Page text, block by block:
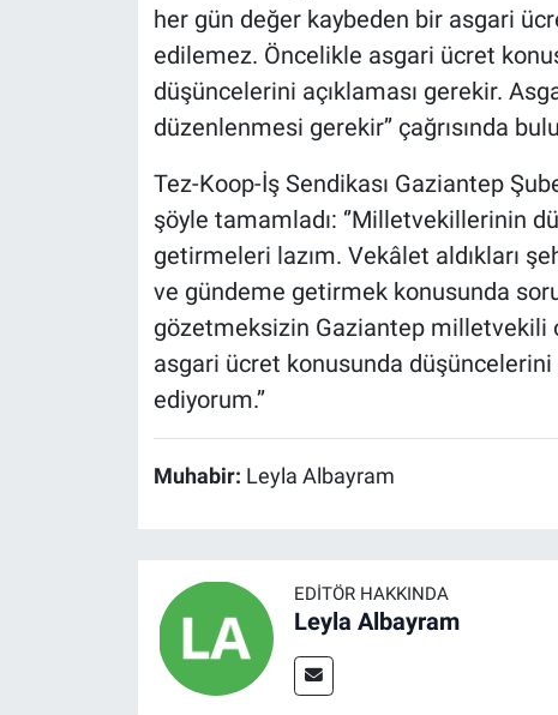
her gün değer kaybeden bir asgari
edilemez. Öncelikle asgari ücret
düşüncelerini açıklaması gerekir.
düzenlenmesi gerekir’’ çağrısında
Tez-Koop-İş Sendikası Gaziantep
şöyle tamamladı: ‘’Milletvekillerinin
getirmeleri lazım. Vekâlet aldıkları
ve gündeme getirmek konusunda
gözetmeksizin Gaziantep
asgari ücret konusunda
ediyorum.’’
Muhabir: Leyla Albayram
EDITÖR HAKKINDA
Leyla Albayram